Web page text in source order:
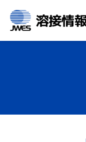
溶接情報セ